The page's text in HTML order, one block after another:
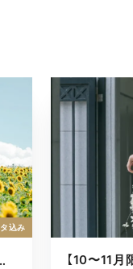
ケキャンペーン
込み